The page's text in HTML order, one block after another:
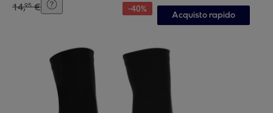
14,95 € -40%
Acquisto rapido